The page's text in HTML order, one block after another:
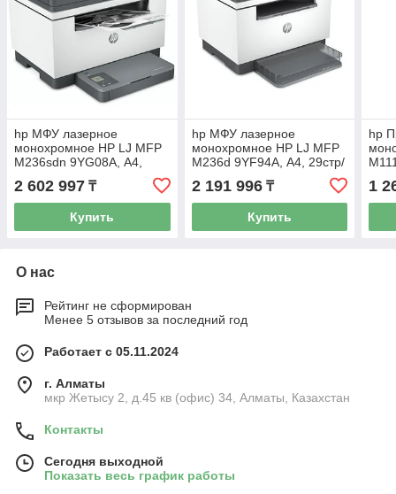
hp МФУ лазерное
монохромное HP LJ MFP
M236sdn 9YG08A, А4,
29стр/мин, 500МГц, USB
2.0, Ethernet , ADF
2 602 997 ₸
Купить
hp МФУ лазерное
монохромное HP LJ MFP
M236d 9YF94A, А4, 29стр/
мин, 500МГц, USB 2.0, no
ADF
2 191 996₸
Купить
hp
1
О нас
Рейтинг не сформирован
Менее 5 отзывов за последний год
Работает с 05.11.2024
г. Алматы
мкр Жетысу 2, д.45 кв (офис) 34, Алматы, Казахстан
Контакты
Сегодня выходной
Показать весь график работы